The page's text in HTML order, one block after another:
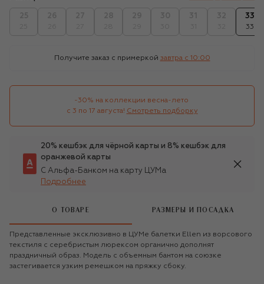
33
33
Получите заказ с примеркой завтра c 10:00
-30% на коллекции весна-лето
с 3 по 17 августа! Смотреть подборку
20% кешбэк для чёрной карты и 8% кешбэк для
оранжевой карты
С Альфа-Банком на карту ЦУМа
Подробнее
О ТОВАРЕ РАЗМЕРЫ И ПОСАДКА
Представленные эксклюзивно в ЦУМе балетки Ellen из ворсового
текстиля с серебристым люрексом органично дополнят
праздничный образ. Модель с объемным бантом на союзке
застегивается узким ремешком на пряжку сбоку.